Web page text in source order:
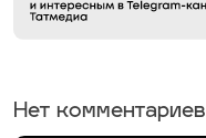
Нет комментариев